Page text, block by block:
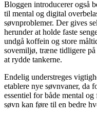
Bloggen introducerer også
til mental og digital
søvnproblemer. Der gives
herunder at holde faste
undgå koffein og store
sovemiljø, træne tidligere
at rydde tankerne.
Endelig understreges
etablere nye søvnvaner, da
essentiel for både mental
søvn kan føre til en bedre